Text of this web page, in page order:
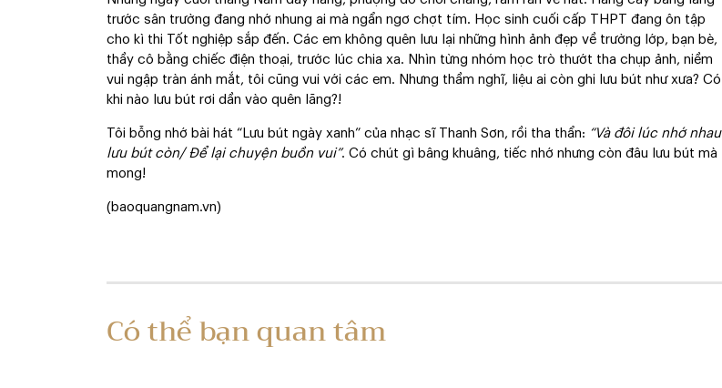
trước sân trường đang nhớ nhung ai mà ngẩn ngơ chợt tím. Học sinh cuối cấp THPT đang ôn tập
cho kì thi Tốt nghiệp sắp đến. Các em không quên lưu lại những hình ảnh đẹp về trường lớp, bạn bè,
thầy cô bằng chiếc điện thoại, trước lúc chia xa. Nhìn từng nhóm học trò thướt tha chụp ảnh, niềm
vui ngập tràn ánh mắt, tôi cũng vui với các em. Nhưng thầm nghĩ, liệu ai còn ghi lưu bút như xưa? Có
khi nào lưu bút rơi dần vào quên lãng?!
Tôi bỗng nhớ bài hát “Lưu bút ngày xanh” của nhạc sĩ Thanh Sơn, rồi tha thẩn: “Và đôi lúc nhớ nhau
lưu bút còn/ Để lại chuyện buồn vui”. Có chút gì bâng khuâng, tiếc nhớ nhưng còn đâu lưu bút mà
mong!
(baoquangnam.vn)
Có thể bạn quan tâm